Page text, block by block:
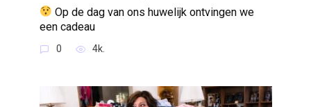
Op de dag van ons huwelijk ontvingen we
een cadeau
0 4k.